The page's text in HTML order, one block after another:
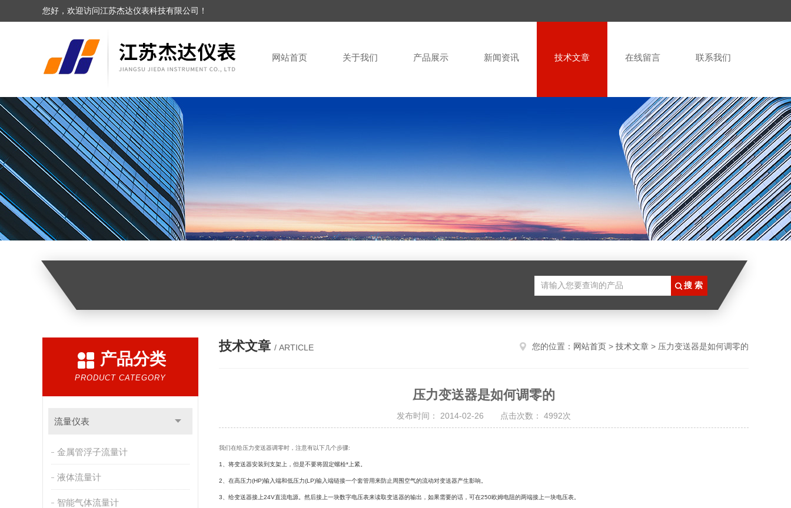
您好，欢迎访问江苏杰达仪表科技有限公司！
网站首页 关于我们 产品展示 新闻资讯 技术文章 在线留言 联系我们
产品分类
PRODUCT CATEGORY
流量仪表
金属管浮子流量计
液体流量计
智能气体流量计
技术文章 / ARTICLE 您的位置： 网站首页 > 技术文章 > 压力变送器是如何调零的
压力变送器是如何调零的
发布时间： 2014-02-26 点击次数： 4992次
我们在给压力变送器调零时，注意有以下几个步骤:
1 、将变送器安装到支架上，但是不要将固定螺栓*上紧。
2 、在高压力(HP)输入端和低压力(LP)输入端链接一个套管用来防止周围空气的流动对变送器产生影响。
3 、给变送器接上24V直流电源。然后接上一块数字电压表来读取变送器的输出，如果需要的话，可在250欧姆电阻的两端接上一块电压表。